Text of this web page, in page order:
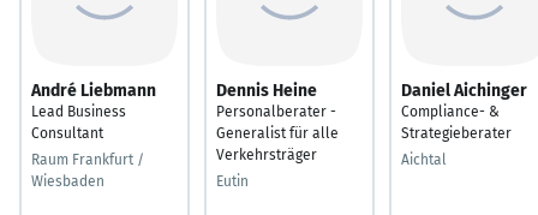
André Liebmann
Lead Business
Consultant
Raum Frankfurt /
Wiesbaden
Dennis Heine
Personalberater -
Generalist für alle
Verkehrsträger
Eutin
Daniel Aichinger
Compliance- &
Strategieberater
Aichtal